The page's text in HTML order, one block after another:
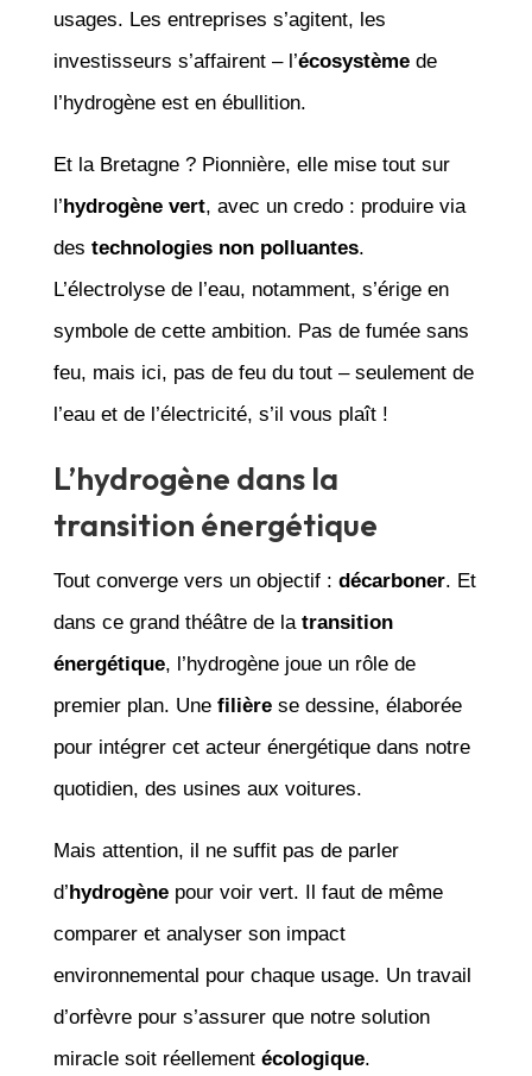
usages. Les entreprises s’agitent, les
investisseurs s’affairent – l’écosystèmede
l’hydrogène est en ébullition.
Et la Bretagne ? Pionnière, elle mise tout sur
l’hydrogène vert, avec un credo : produire via
des technologies non polluantes.
L’électrolyse de l’eau, notamment, s’érige en
symbole de cette ambition. Pas de fumée sans
feu, mais ici, pas de feu du tout – seulement de
l’eau et de l’électricité, s’il vous plaît !
L’hydrogène dans la
transition énergétique
Tout converge vers un objectif : décarboner. Et
dans ce grand théâtre de la transition
énergétique, l’hydrogène joue un rôle de
premier plan. Une filièrese dessine, élaborée
pour intégrer cet acteur énergétique dans notre
quotidien, des usines aux voitures.
Mais attention, il ne suffit pas de parler
d’hydrogènepour voir vert. Il faut de même
comparer et analyser son impact
environnemental pour chaque usage. Un travail
d’orfèvre pour s’assurer que notre solution
miracle soit réellement écologique.